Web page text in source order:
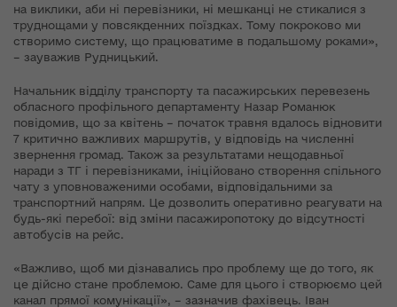
на виклики, аби ні перевізники, ні мешканці не стикалися з
труднощами у повсякденних поїздках. Тому покроково ми
створимо систему, що працюватиме в подальшому роками»,
– зауважив Рудницький.
Начальник відділу транспорту та пасажирських перевезень
обласного профільного департаменту Назар Романюк
повідомив, що за квітень – початок травня вдалось відновити
7 критично важливих маршрутів, у відповідь на численні
звернення громад. Також за результатами нещодавньої
наради з ТГ і перевізниками, ініційовано створення спільного
чату з уповноваженими особами, відповідальними за
транспортний напрям. Це дозволить оперативно реагувати на
будь-які перебої: від зміни пасажиропотоку до відсутності
автобусів на рейс.
«Важливо, щоб ми дізнавались про проблему ще до того, як
це дійсно стане проблемою. Саме для цього і створюємо цей
канал прямої комунікації», – зазначив фахівець. Іван